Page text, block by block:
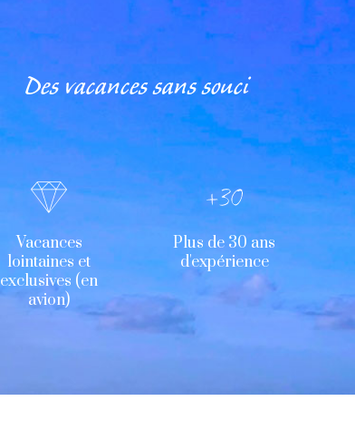
Des vacances sans souci
Vacances
lointaines et
exclusives (en
avion)
Plus de 30 ans
d'expérience